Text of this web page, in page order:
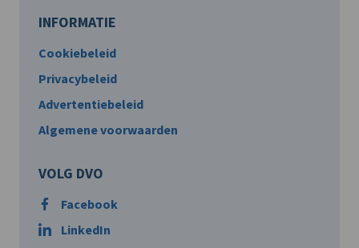
INFORMATIE
Cookiebeleid
Privacybeleid
Advertentiebeleid
Algemene voorwaarden
VOLG DVO
Facebook
LinkedIn